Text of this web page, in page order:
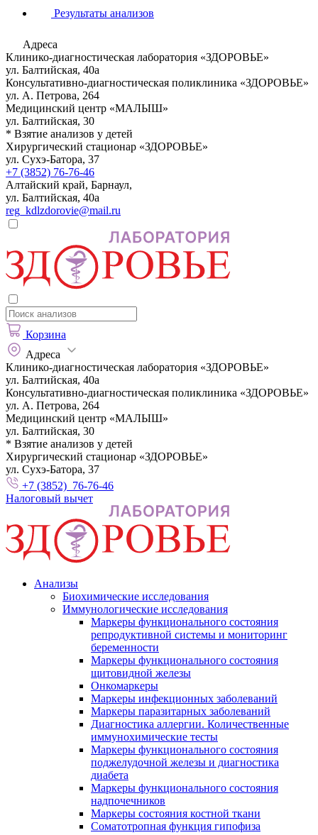
Результаты анализов
Адреса
Клинико-диагностическая лаборатория «ЗДОРОВЬЕ»
ул. Балтийская, 40а
Консультативно-диагностическая поликлиника «ЗДОРОВЬЕ»
ул. А. Петрова, 264
Медицинский центр «МАЛЫШ»
ул. Балтийская, 30
* Взятие анализов у детей
Хирургический стационар «ЗДОРОВЬЕ»
ул. Сухэ-Батора, 37
+7 (3852) 76-76-46
Алтайский край, Барнаул,
ул. Балтийская, 40а
reg_kdlzdorovie@mail.ru
Корзина
Адреса
Клинико-диагностическая лаборатория «ЗДОРОВЬЕ»
ул. Балтийская, 40а
Консультативно-диагностическая поликлиника «ЗДОРОВЬЕ»
ул. А. Петрова, 264
Медицинский центр «МАЛЫШ»
ул. Балтийская, 30
* Взятие анализов у детей
Хирургический стационар «ЗДОРОВЬЕ»
ул. Сухэ-Батора, 37
+7 (3852) 76-76-46
Налоговый вычет
Анализы
Биохимические исследования
Иммунологические исследования
Маркеры функционального состояния
репродуктивной системы и мониторинг
беременности
Маркеры функционального состояния
щитовидной железы
Онкомаркеры
Маркеры инфекционных заболеваний
Маркеры паразитарных заболеваний
Диагностика аллергии. Количественные
иммунохимические тесты
Маркеры функционального состояния
поджелудочной железы и диагностика
диабета
Маркеры функционального состояния
надпочечников
Маркеры состояния костной ткани
Соматотропная функция гипофиза